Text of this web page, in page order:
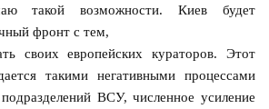
возможности. Киев будет
фронт с тем,
своих европейских кураторов. Этот
такими негативными процессами
ВСУ, численное усиление